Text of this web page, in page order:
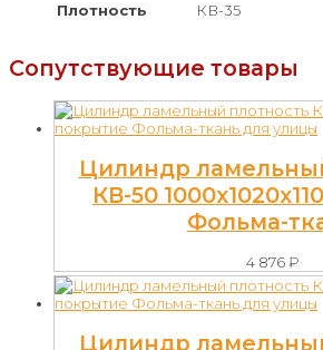
Плотность КВ-35
Сопутствующие товары
Цилиндр
КВ-50
Фольма-
4 876₽
Цилиндр